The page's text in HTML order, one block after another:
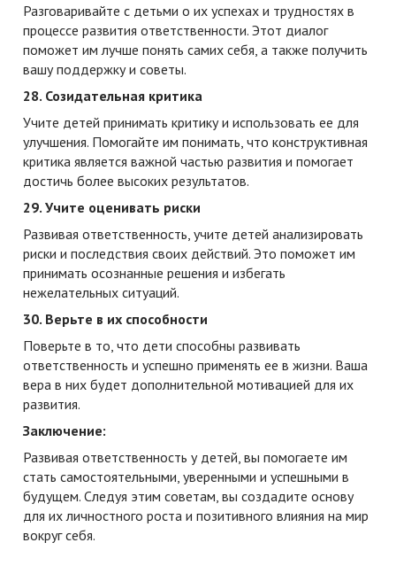
Разговаривайте с детьми о их успехах и трудностях в
процессе развития ответственности. Этот диалог
поможет им лучше понять самих себя, а также получить
вашу поддержку и советы.
28. Созидательная критика
Учите детей принимать критику и использовать ее для
улучшения. Помогайте им понимать, что конструктивная
критика является важной частью развития и помогает
достичь более высоких результатов.
29. Учите оценивать риски
Развивая ответственность, учите детей анализировать
риски и последствия своих действий. Это поможет им
принимать осознанные решения и избегать
нежелательных ситуаций.
30. Верьте в их способности
Поверьте в то, что дети способны развивать
ответственность и успешно применять ее в жизни. Ваша
вера в них будет дополнительной мотивацией для их
развития.
Заключение:
Развивая ответственность у детей, вы помогаете им
стать самостоятельными, уверенными и успешными в
будущем. Следуя этим советам, вы создадите основу
для их личностного роста и позитивного влияния на мир
вокруг себя.